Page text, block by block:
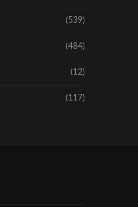
(539)
(484)
(12)
(117)